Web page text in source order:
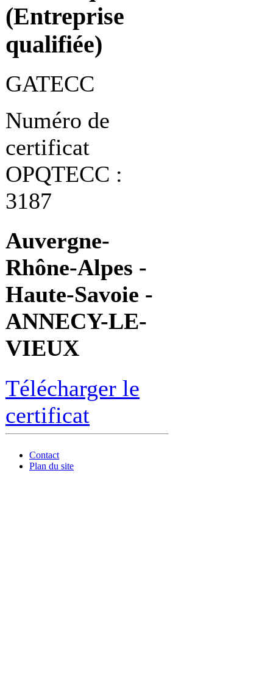
(Entreprise
qualifiée)
GATECC
Numéro de
certificat
OPQTECC :
3187
Auvergne-
Rhône-Alpes -
Haute-Savoie -
ANNECY-LE-
VIEUX
Télécharger le
certificat
Contact
Plan du site